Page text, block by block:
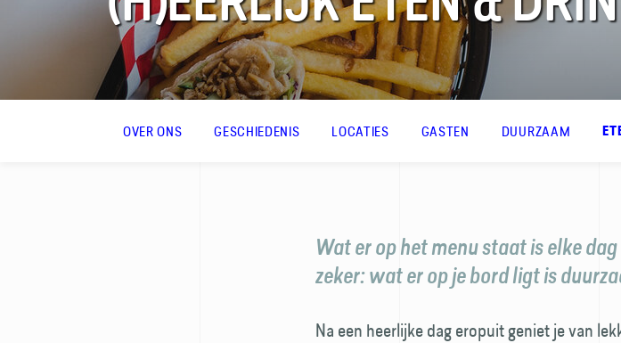
FAQ
OVER ONS GESCHIEDENIS LOCATIES GASTEN DUURZAAM
Wat er op het menu staat is elke
zeker: wat er op je bord ligt is
Na een heerlijke dag eropuit geniet je van